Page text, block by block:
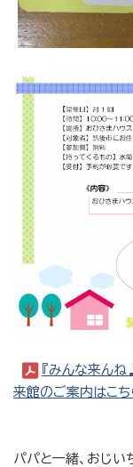
『みんな来ん
来館のご案内はこち
パパと一緒、おじい